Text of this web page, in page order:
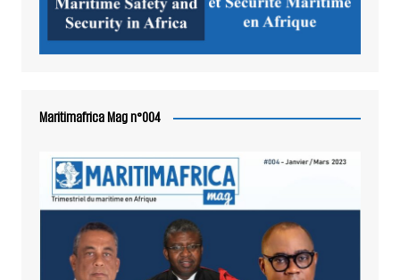
Maritimafrica Mag n°004